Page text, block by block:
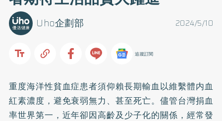
2024/5/10
Uho企劃部
追蹤訂閱
重度海洋性貧血症患者須仰賴長期輸血以維繫體内血
紅素濃度，避免衰弱無力、甚至死亡。儘管台灣捐血
率世界第一，近年卻因高齡及少子化的關係，經常發